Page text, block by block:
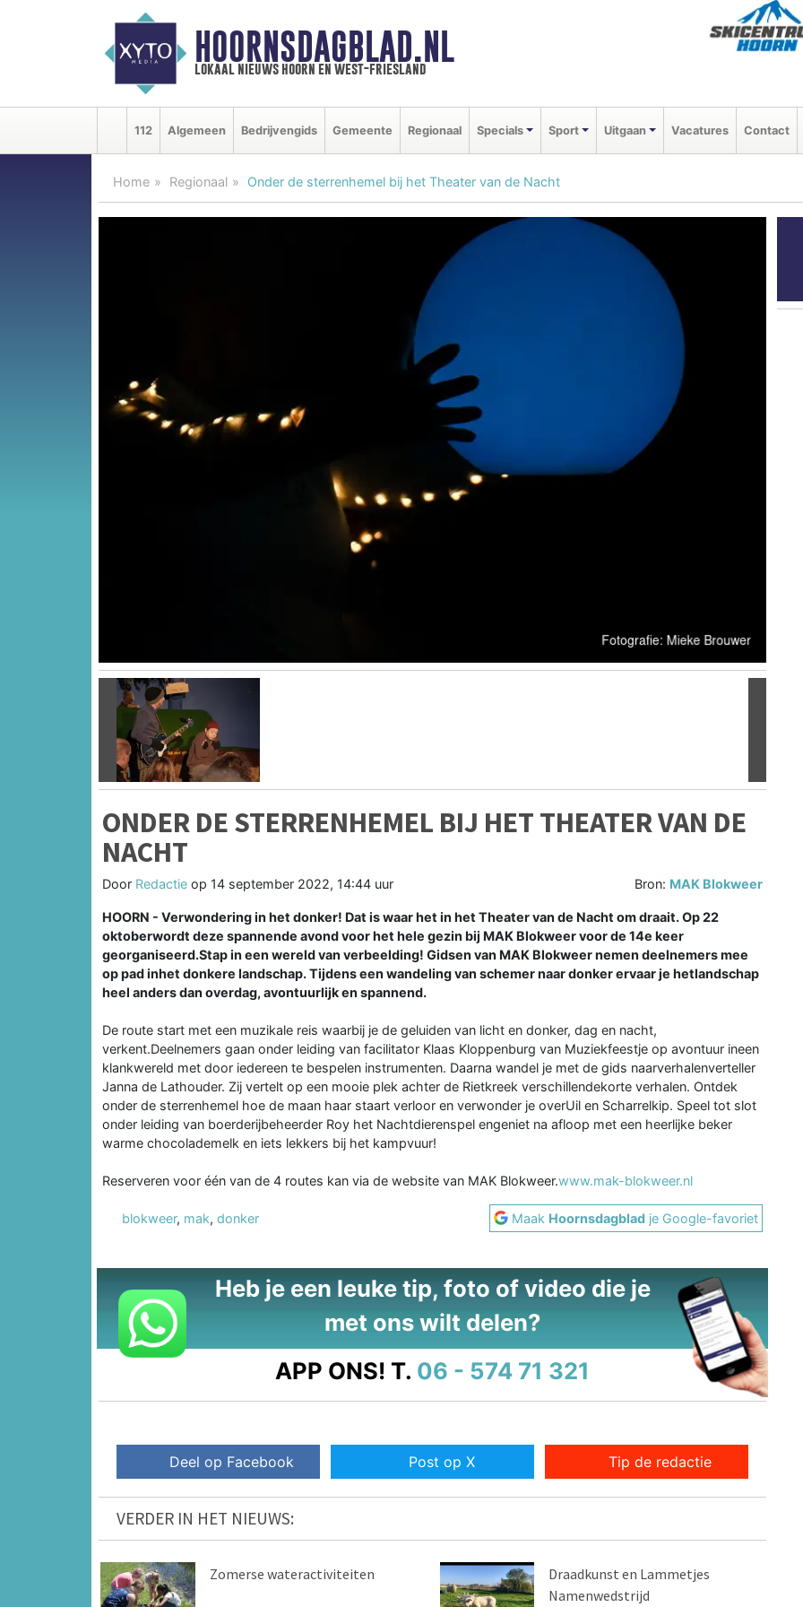
HOORNSDAGBLAD.NL
lokaal nieuws hoorn en west-friesland
112 Algemeen Bedrijvengids Gemeente Regionaal Specials Sport Uitgaan Vacatures Contact
Home Regionaal Onder de sterrenhemel bij het Theater van de Nacht
Vorige
ONDER DE STERRENHEMEL BIJ HET THEATER VAN DE
NACHT
Door Redactie op 14 september 2022, 14:44 uur Bron: MAK Blokweer
HOORN - Verwondering in het donker! Dat is waar het in het Theater van de Nacht om draait. Op 22
oktoberwordt deze spannende avond voor het hele gezin bij MAK Blokweer voor de 14e keer
georganiseerd.Stap in een wereld van verbeelding! Gidsen van MAK Blokweer nemen deelnemers mee
op pad inhet donkere landschap. Tijdens een wandeling van schemer naar donker ervaar je hetlandschap
heel anders dan overdag, avontuurlijk en spannend.
De route start met een muzikale reis waarbij je de geluiden van licht en donker, dag en nacht,
verkent.Deelnemers gaan onder leiding van facilitator Klaas Kloppenburg van Muziekfeestje op avontuur ineen
klankwereld met door iedereen te bespelen instrumenten. Daarna wandel je met de gids naarverhalenverteller
Janna de Lathouder. Zij vertelt op een mooie plek achter de Rietkreek verschillendekorte verhalen. Ontdek
onder de sterrenhemel hoe de maan haar staart verloor en verwonder je overUil en Scharrelkip. Speel tot slot
onder leiding van boerderijbeheerder Roy het Nachtdierenspel engeniet na afloop met een heerlijke beker
warme chocolademelk en iets lekkers bij het kampvuur!
Reserveren voor één van de 4 routes kan via de website van MAK Blokweer.www.mak-blokweer.nl
blokweer, mak, donker Maak Hoornsdagblad je Google-favoriet
Heb je een leuke tip, foto of video die je
met ons wilt delen?
APP ONS! T. 06 - 574 71 321
Deel op Facebook Post op X Tip de redactie
VERDER IN HET NIEUWS:
Zomerse wateractiviteiten
Draadkunst en Lammetjes
Namenwedstrijd